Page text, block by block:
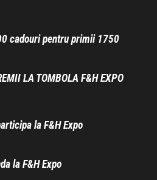
cadouri pentru primii 1750
LA TOMBOLA F&H EXPO
la F&H Expo
la F&H Expo